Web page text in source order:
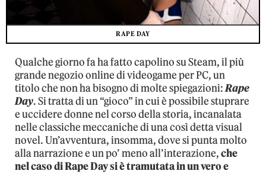
RAPE DAY
Qualche giorno fa ha fatto capolino su Steam, il più
grande negozio online di videogame per PC, un
titolo che non ha bisogno di molte spiegazioni:Rape
Day. Si tratta di un “gioco” in cui è possibile stuprare
e uccidere donne nel corso della storia, incanalata
nelle classiche meccaniche di una così detta visual
novel. Un’avventura, insomma, dove si punta molto
alla narrazione e un po’ meno all’interazione,che
nel caso di Rape Day si è tramutata in un vero e